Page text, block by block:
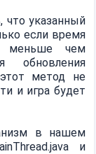
что указанный
если время
меньше чем
обновления
метод не
и игра будет
в нашем
и